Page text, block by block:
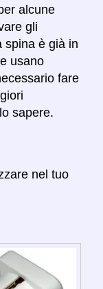
alcune
gli
spina è già in
usano
fare
sapere.
nel tuo